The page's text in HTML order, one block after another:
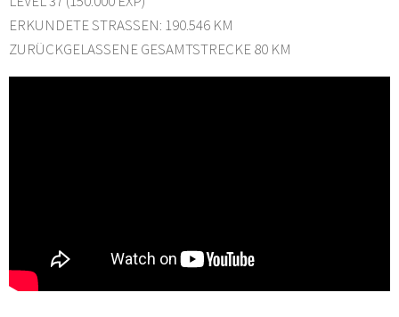
ERKUNDETE STRASSEN: 190.546 KM
ZURÜCKGELASSENE GESAMTSTRECKE 80 KM